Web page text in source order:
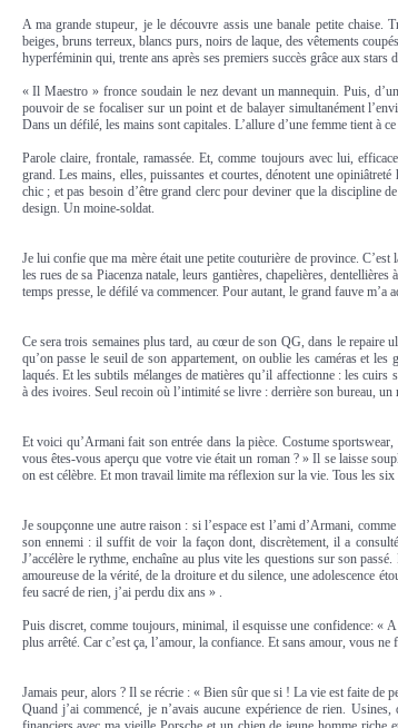
A ma grande stupeur, je le découvre assis une banale petite chaise.
beiges, bruns terreux, blancs purs, noirs de laque, des vêtements
hyperféminin qui, trente ans après ses premiers succès grâce aux
« Il Maestro » fronce soudain le nez devant un mannequin. Puis,
pouvoir de se focaliser sur un point et de balayer simultanément
Dans un défilé, les mains sont capitales. L’allure d’une femme tient à
Parole claire, frontale, ramassée. Et, comme toujours avec lui,
grand. Les mains, elles, puissantes et courtes, dénotent une
chic ; et pas besoin d’être grand clerc pour deviner que la discipline
design. Un moine-soldat.
Je lui confie que ma mère était une petite couturière de province.
les rues de sa Piacenza natale, leurs gantières, chapelières,
temps presse, le défilé va commencer. Pour autant, le grand fauve
Ce sera trois semaines plus tard, au cœur de son QG, dans le repaire
qu’on passe le seuil de son appartement, on oublie les caméras et
laqués. Et les subtils mélanges de matières qu’il affectionne : les cuirs
à des ivoires. Seul recoin où l’intimité se livre : derrière son bureau,
Et voici qu’Armani fait son entrée dans la pièce. Costume
vous êtes-vous aperçu que votre vie était un roman ? » Il se laisse
on est célèbre. Et mon travail limite ma réflexion sur la vie. Tous les
Je soupçonne une autre raison : si l’espace est l’ami d’Armani,
son ennemi : il suffit de voir la façon dont, discrètement, il a
J’accélère le rythme, enchaîne au plus vite les questions sur son
amoureuse de la vérité, de la droiture et du silence, une adolescence
feu sacré de rien, j’ai perdu dix ans » .
Puis discret, comme toujours, minimal, il esquisse une confidence: «
plus arrêté. Car c’est ça, l’amour, la confiance. Et sans amour, vous ne
Jamais peur, alors ? Il se récrie : « Bien sûr que si ! La vie est faite de
Quand j’ai commencé, je n’avais aucune expérience de rien.